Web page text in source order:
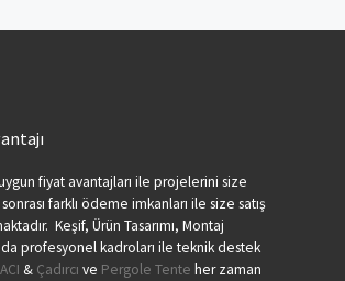
fiyat avantajları ile projelerini size
sonrası farklı ödeme imkanları ile size satış
Keşif, Ürün Tasarımı, Montaj
profesyonel kadroları ile teknik destek
& Çadırcı ve Pergole Tente her zaman